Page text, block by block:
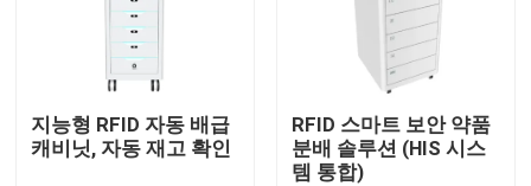
우리 에 관한 것
공장 투어
지능형 RFID 자동 배급
캐비닛, 자동 재고 확인
RFID 스마트 보안 약품
분배 솔루션 (HIS 시스
템 통합)